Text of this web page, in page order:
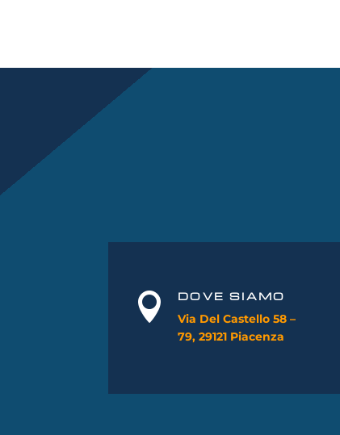
 DOVE SIAMO
Via Del Castello 58 –
79, 29121 Piacenza